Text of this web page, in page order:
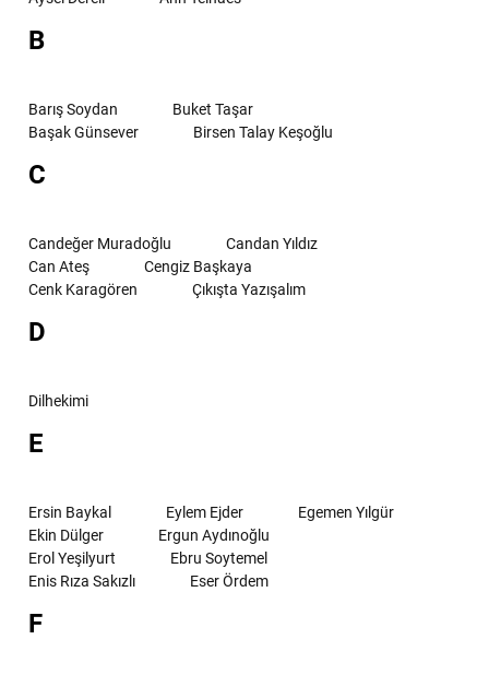
B
Barış Soydan
Buket Taşar
Başak Günsever
Birsen Talay Keşoğlu
C
Candeğer Muradoğlu
Candan Yıldız
Can Ateş
Cengiz Başkaya
Cenk Karagören
Çıkışta Yazışalım
D
Dilhekimi
E
Ersin Baykal Eylem Ejder
Egemen Yılgür
Ekin Dülger
Ergun Aydınoğlu
Erol Yeşilyurt
Ebru Soytemel
Enis Rıza Sakızlı
Eser Ördem
F